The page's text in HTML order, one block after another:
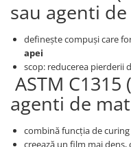
sau agenti
definește compuși care
apei
scop: reducerea pierderii
ASTM
agenti de
combină funcția de curing
creează un film mai